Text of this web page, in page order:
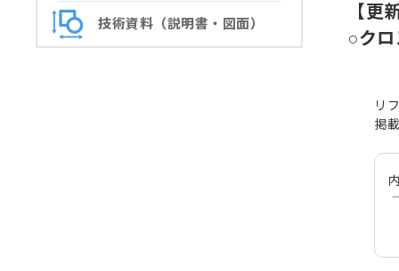
技術資料（説明書・図面）
【更
○ク
リ
掲